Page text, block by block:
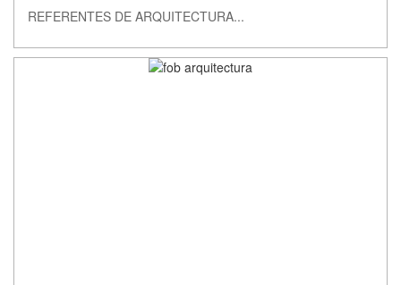
REFERENTES DE ARQUITECTURA...